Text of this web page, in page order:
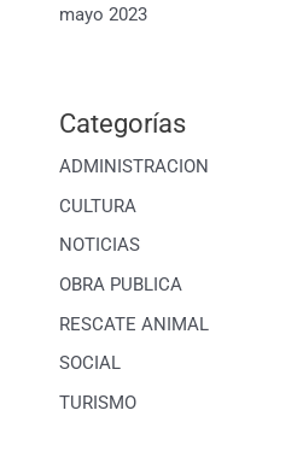
mayo 2023
Categorías
ADMINISTRACION
CULTURA
NOTICIAS
OBRA PUBLICA
RESCATE ANIMAL
SOCIAL
TURISMO